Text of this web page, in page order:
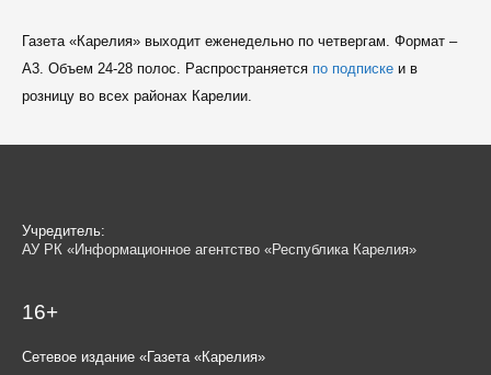
Газета «Карелия» выходит еженедельно по четвергам. Формат –
A3. Объем 24-28 полос. Распространяется по подпискеи в
розницу во всех районах Карелии.
Учредитель:
АУ РК «Информационное агентство «Республика Карелия»
16+
Сетевое издание «Газета «Карелия»